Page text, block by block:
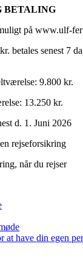
BETALING
på www.ulf-
betales senest 7
9.800 kr.
13.250 kr.
d. 1. Juni 2026
rejseforsikring
når du rejser
at have din egen